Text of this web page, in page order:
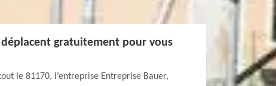
gratuitement pour vous
le 81170, l’entreprise Entreprise Bauer,